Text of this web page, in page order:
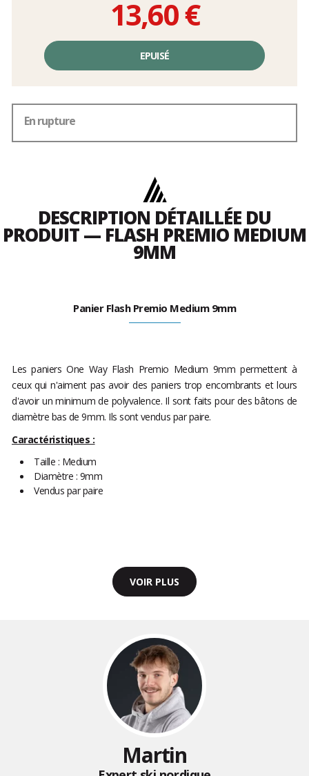
13,60 €
unitaire,
EPUISÉ
En rupture
DESCRIPTION DÉTAILLÉE DU
PRODUIT — FLASH PREMIO MEDIUM
9MM
Panier Flash Premio Medium 9mm
Les paniers One Way Flash Premio Medium 9mm permettent à
ceux qui n'aiment pas avoir des paniers trop encombrants et lours
d'avoir un minimum de polyvalence. Il sont faits pour des bâtons de
diamètre bas de 9mm. Ils sont vendus par paire.
Caractéristiques :
Taille : Medium
Diamètre : 9mm
Vendus par paire
VOIR PLUS
Martin